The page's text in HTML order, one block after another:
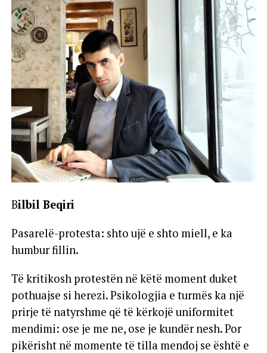
Bilbil Beqiri
Pasarelë-protesta: shto ujë e shto miell, e ka
humbur fillin.
Të kritikosh protestën në këtë moment duket
pothuajse si herezi. Psikologjia e turmës ka një
prirje të natyrshme që të kërkojë uniformitet
mendimi: ose je me ne, ose je kundër nesh. Por
pikërisht në momente të tilla mendoj se është e